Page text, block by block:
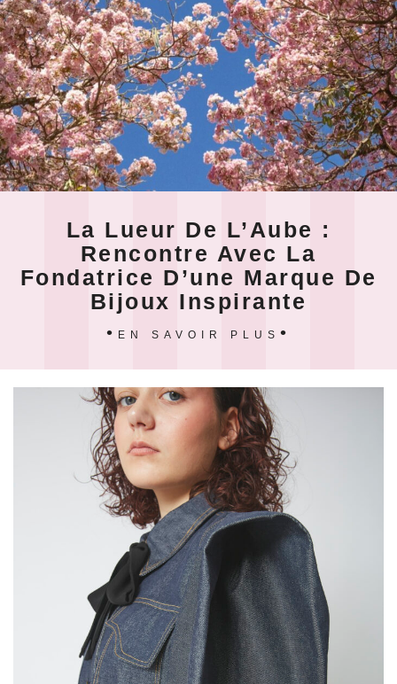
La Lueur De L’Aube :
Rencontre Avec La
Fondatrice D’une Marque De
Bijoux Inspirante
EN SAVOIR PLUS